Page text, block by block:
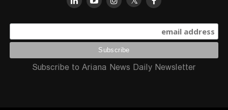
Subscribe to Ariana News Daily Newsletter